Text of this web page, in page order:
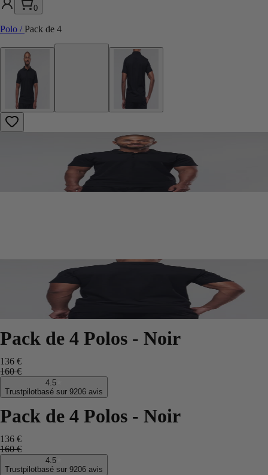
0
Polo /Pack de 4
Pack de 4 Polos - Noir
136 €
160 €
4.5
Trustpilotbasé sur 9206 avis
Pack de 4 Polos - Noir
136 €
160 €
4.5
Trustpilotbasé sur 9206 avis